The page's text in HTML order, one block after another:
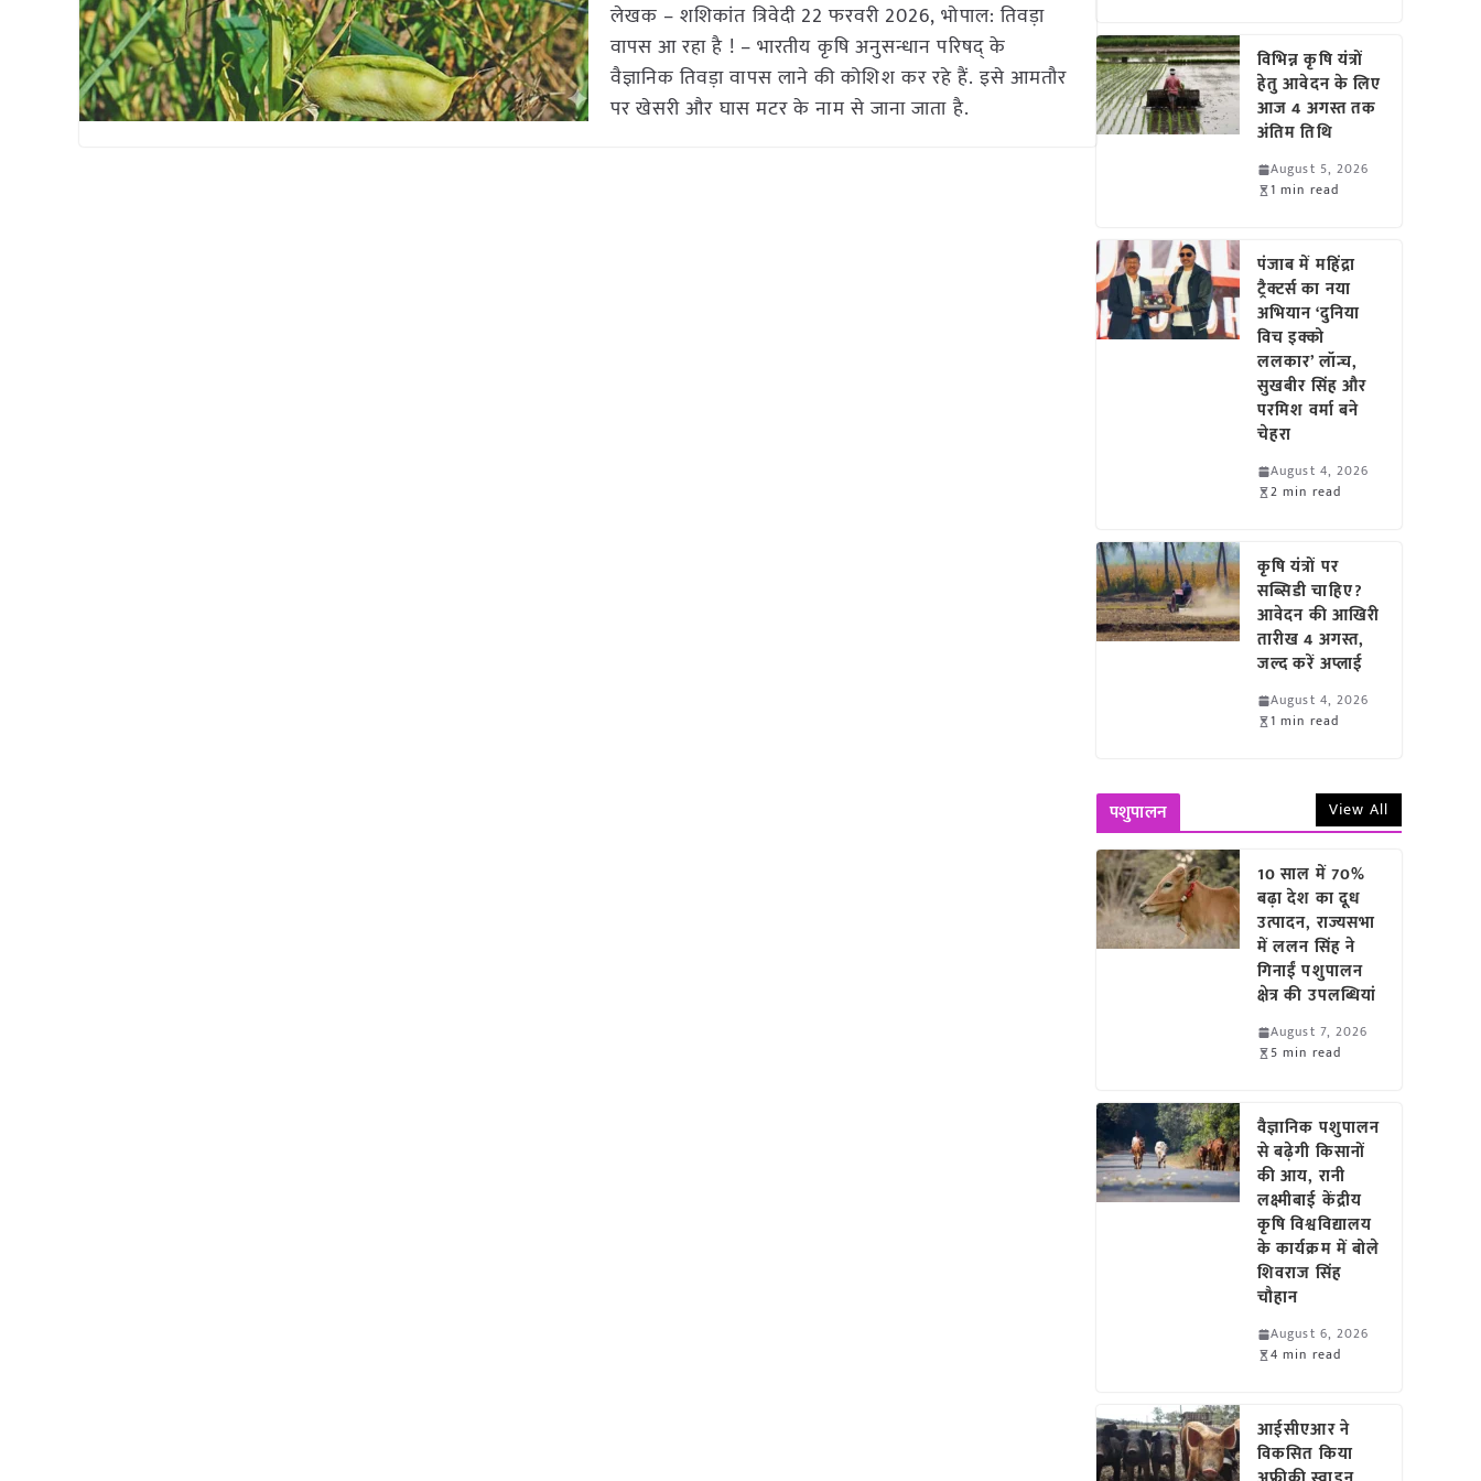
लेखक – शशिकांत त्रिवेदी 22 फरवरी 2026, भोपाल: तिवड़ा
वापस आ रहा है ! – भारतीय कृषि अनुसन्धान परिषद् के
वैज्ञानिक तिवड़ा वापस लाने की कोशिश कर रहे हैं. इसे आमतौर
पर खेसरी और घास मटर के नाम से जाना जाता है.
विभिन्न कृषि यंत्रों
हेतु आवेदन के लिए
आज 4 अगस्त तक
अंतिम तिथि
August 5, 2026
1 min read
पंजाब में महिंद्रा
ट्रैक्टर्स का नया
अभियान ‘दुनिया
विच इक्को
ललकार’ लॉन्च,
सुखबीर सिंह और
परमिश वर्मा बने
चेहरा
August 4, 2026
2 min read
कृषि यंत्रों पर
सब्सिडी चाहिए?
आवेदन की आखिरी
तारीख 4 अगस्त,
जल्द करें अप्लाई
August 4, 2026
1 min read
पशुपालन View All
10 साल में 70%
बढ़ा देश का दूध
उत्पादन, राज्यसभा
में ललन सिंह ने
गिनाईं पशुपालन
क्षेत्र की उपलब्धियां
August 7, 2026
5 min read
वैज्ञानिक पशुपालन
से बढ़ेगी किसानों
की आय, रानी
लक्ष्मीबाई केंद्रीय
कृषि विश्वविद्यालय
के कार्यक्रम में बोले
शिवराज सिंह
चौहान
August 6, 2026
4 min read
आईसीएआर ने
विकसित किया